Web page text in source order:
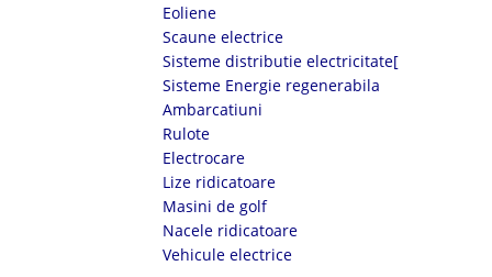
Eoliene
Scaune electrice
Sisteme distributie electricitate[
Sisteme Energie regenerabila
Ambarcatiuni
Rulote
Electrocare
Lize ridicatoare
Masini de golf
Nacele ridicatoare
Vehicule electrice